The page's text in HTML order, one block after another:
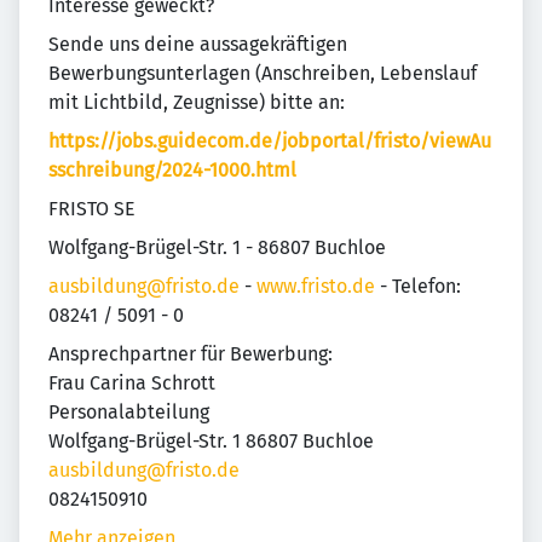
Interesse geweckt?
Sende uns deine aussagekräftigen
Bewerbungsunterlagen (Anschreiben, Lebenslauf
mit Lichtbild, Zeugnisse) bitte an:
https://jobs.guidecom.de/jobportal/fristo/viewAu
sschreibung/2024-1000.html
FRISTO SE
Wolfgang-Brügel-Str. 1 - 86807 Buchloe
ausbildung@fristo.de - www.fristo.de - Telefon:
08241 / 5091 - 0
Ansprechpartner für Bewerbung:
Frau Carina Schrott
Personalabteilung
Wolfgang-Brügel-Str. 1 86807 Buchloe
ausbildung@fristo.de
0824150910